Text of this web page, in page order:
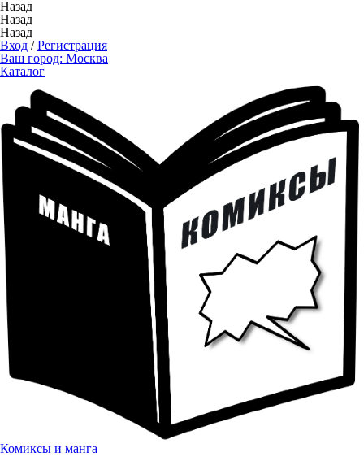
Назад
Назад
Назад
Вход /Регистрация
Ваш город: Москва
Каталог
Комиксы и манга